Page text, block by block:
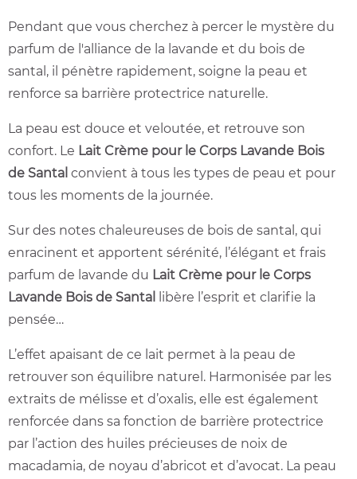
Pendant que vous cherchez à percer le mystère du
parfum de l'alliance de la lavande et du bois de
santal, il pénètre rapidement, soigne la peau et
renforce sa barrière protectrice naturelle.
La peau est douce et veloutée, et retrouve son
confort. Le Lait Crème pour le Corps Lavande Bois
de Santal convient à tous les types de peau et pour
tous les moments de la journée.
Sur des notes chaleureuses de bois de santal, qui
enracinent et apportent sérénité, l’élégant et frais
parfum de lavande du Lait Crème pour le Corps
Lavande Bois de Santal
libère l’esprit et clarifie la
pensée…
L’effet apaisant de ce lait permet à la peau de
retrouver son équilibre naturel. Harmonisée par les
extraits de mélisse et d’oxalis, elle est également
renforcée dans sa fonction de barrière protectrice
par l’action des huiles précieuses de noix de
macadamia, de noyau d’abricot et d’avocat. La peau